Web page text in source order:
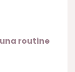
routine